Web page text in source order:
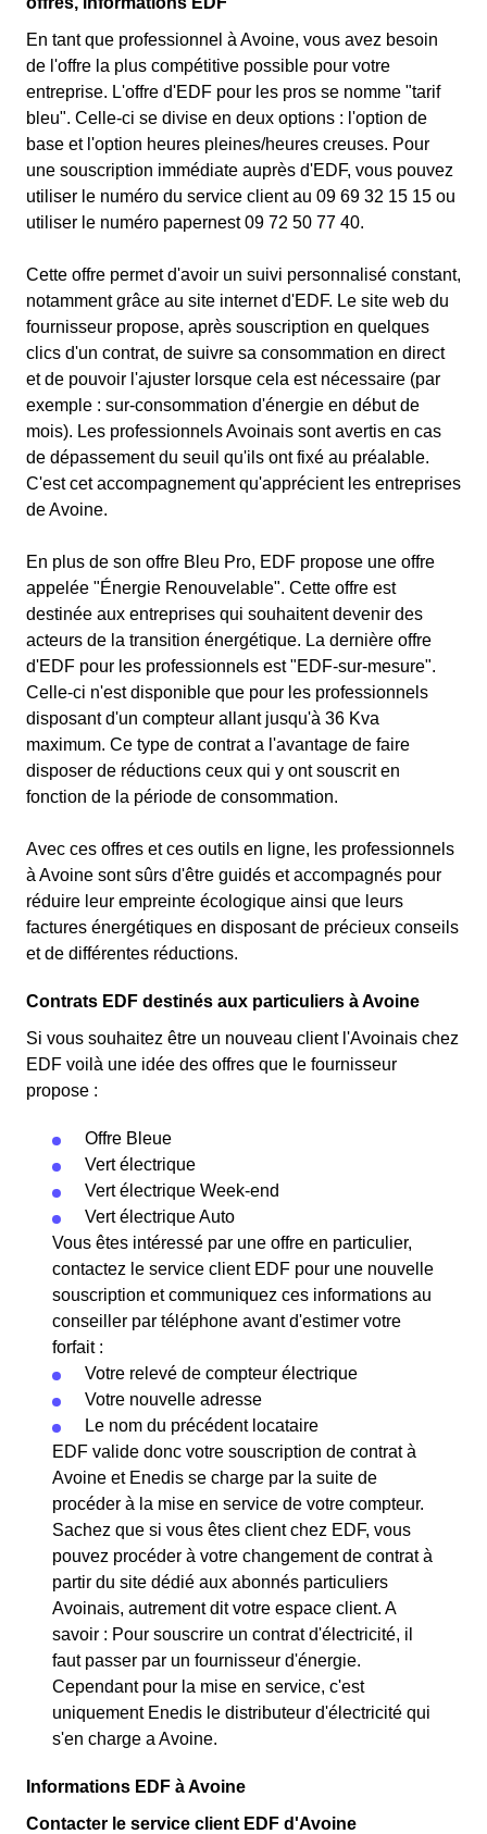
En tant que professionnel à Avoine, vous avez besoin
de l'offre la plus compétitive possible pour votre
entreprise. L'offre d'EDF pour les pros se nomme "tarif
bleu". Celle-ci se divise en deux options : l'option de
base et l'option heures pleines/heures creuses. Pour
une souscription immédiate auprès d'EDF, vous pouvez
utiliser le numéro du service client au 09 69 32 15 15 ou
utiliser le numéro papernest 09 72 50 77 40.
Cette offre permet d'avoir un suivi personnalisé constant,
notamment grâce au site internet d'EDF. Le site web du
fournisseur propose, après souscription en quelques
clics d'un contrat, de suivre sa consommation en direct
et de pouvoir l'ajuster lorsque cela est nécessaire (par
exemple : sur-consommation d'énergie en début de
mois). Les professionnels Avoinais sont avertis en cas
de dépassement du seuil qu'ils ont fixé au préalable.
C'est cet accompagnement qu'apprécient les entreprises
de Avoine.
En plus de son offre Bleu Pro, EDF propose une offre
appelée "Énergie Renouvelable". Cette offre est
destinée aux entreprises qui souhaitent devenir des
acteurs de la transition énergétique. La dernière offre
d'EDF pour les professionnels est "EDF-sur-mesure".
Celle-ci n'est disponible que pour les professionnels
disposant d'un compteur allant jusqu'à 36 Kva
maximum. Ce type de contrat a l'avantage de faire
disposer de réductions ceux qui y ont souscrit en
fonction de la période de consommation.
Avec ces offres et ces outils en ligne, les professionnels
à Avoine sont sûrs d'être guidés et accompagnés pour
réduire leur empreinte écologique ainsi que leurs
factures énergétiques en disposant de précieux conseils
et de différentes réductions.
Contrats EDF destinés aux particuliers à Avoine
Si vous souhaitez être un nouveau client l'Avoinais chez
EDF voilà une idée des offres que le fournisseur
propose :
Offre Bleue
Vert électrique
Vert électrique Week-end
Vert électrique Auto
Vous êtes intéressé par une offre en particulier,
contactez le service client EDF pour une nouvelle
souscription et communiquez ces informations au
conseiller par téléphone avant d'estimer votre
forfait :
Votre relevé de compteur électrique
Votre nouvelle adresse
Le nom du précédent locataire
EDF valide donc votre souscription de contrat à
Avoine et Enedis se charge par la suite de
procéder à la mise en service de votre compteur.
Sachez que si vous êtes client chez EDF, vous
pouvez procéder à votre changement de contrat à
partir du site dédié aux abonnés particuliers
Avoinais, autrement dit votre espace client. A
savoir : Pour souscrire un contrat d'électricité, il
faut passer par un fournisseur d'énergie.
Cependant pour la mise en service, c'est
uniquement Enedis le distributeur d'électricité qui
s'en charge a Avoine.
Informations EDF à Avoine
Contacter le service client EDF d'Avoine